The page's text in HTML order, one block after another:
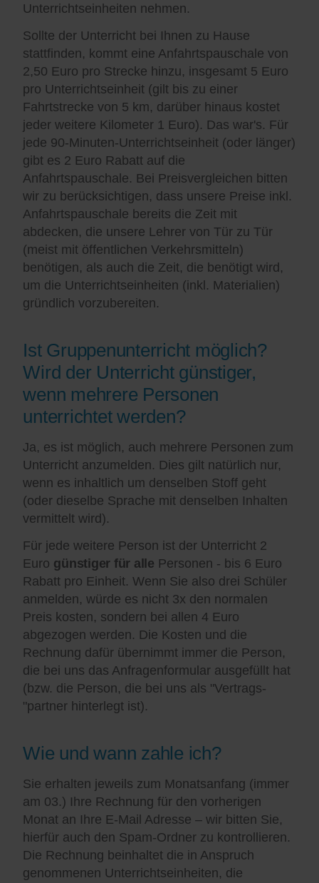
Unterrichtseinheiten nehmen.
Sollte der Unterricht bei Ihnen zu Hause
stattfinden, kommt eine Anfahrtspauschale von
2,50 Euro pro Strecke hinzu, insgesamt 5 Euro
pro Unterrichtseinheit (gilt bis zu einer
Fahrtstrecke von 5 km, darüber hinaus kostet
jeder weitere Kilometer 1 Euro). Das war's. Für
jede 90-Minuten-Unterrichtseinheit (oder länger)
gibt es 2 Euro Rabatt auf die
Anfahrtspauschale. Bei Preisvergleichen bitten
wir zu berücksichtigen, dass unsere Preise inkl.
Anfahrtspauschale bereits die Zeit mit
abdecken, die unsere Lehrer von Tür zu Tür
(meist mit öffentlichen Verkehrsmitteln)
benötigen, als auch die Zeit, die benötigt wird,
um die Unterrichtseinheiten (inkl. Materialien)
gründlich vorzubereiten.
Ist Gruppenunterricht möglich?
Wird der Unterricht günstiger,
wenn mehrere Personen
unterrichtet werden?
Ja, es ist möglich, auch mehrere Personen zum
Unterricht anzumelden. Dies gilt natürlich nur,
wenn es inhaltlich um denselben Stoff geht
(oder dieselbe Sprache mit denselben Inhalten
vermittelt wird).
Für jede weitere Person ist der Unterricht 2
Euro günstiger für alle Personen - bis 6 Euro
Rabatt pro Einheit. Wenn Sie also drei Schüler
anmelden, würde es nicht 3x den normalen
Preis kosten, sondern bei allen 4 Euro
abgezogen werden. Die Kosten und die
Rechnung dafür übernimmt immer die Person,
die bei uns das Anfragenformular ausgefüllt hat
(bzw. die Person, die bei uns als "Vertrags-
"partner hinterlegt ist).
Wie und wann zahle ich?
Sie erhalten jeweils zum Monatsanfang (immer
am 03.) Ihre Rechnung für den vorherigen
Monat an Ihre E-Mail Adresse – wir bitten Sie,
hierfür auch den Spam-Ordner zu kontrollieren.
Die Rechnung beinhaltet die in Anspruch
genommenen Unterrichtseinheiten, die